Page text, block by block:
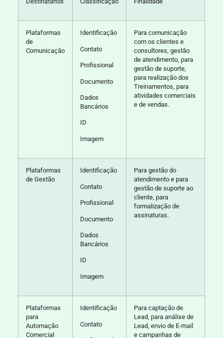
Plataformas
de
Comunicação
Identificação
Contato
Profissional
Documento
Dados
Bancários
ID
Imagem
Para comunicação
com os clientes e
consultores, gestão
de atendimento, para
gestão de suporte,
para realização dos
Treinamentos, para
atividades comerciais
e de vendas.
Plataformas
de Gestão
Identificação
Contato
Profissional
Documento
Dados
Bancários
ID
Imagem
Para gestão do
atendimento e para
gestão de suporte ao
cliente, para
formalização de
assinaturas.
Plataformas
para
Automação
Comercial
Identificação
Contato
Para captação de
Lead, para análise de
Lead, envio de E-mail
e campanhas de